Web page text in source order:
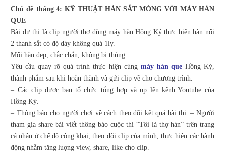
Chủ đề tháng 4: KỸ THUẬT HÀN SẮT MỎNG VỚI MÁY HÀN
QUE
Bài dự thi là clip người thợ dùng máy hàn Hồng Ký thực hiện hàn nối
2 thanh sắt có độ dày không quá 1ly.
Mối hàn đẹp, chắc chắn, không bị thủng
Yêu cầu quay rõ quá trình thực hiện cùng máy hàn que Hồng Ký,
thành phẩm sau khi hoàn thành và gửi clip về cho chương trình.
– Các clip được ban tổ chức tổng hợp và up lên kênh Youtube của
Hồng Ký.
– Thông báo cho người chơi về cách theo dõi kết quả bài thi. – Người
tham gia share bài viết thông báo cuộc thi “Tôi là thợ hàn” trên trang
cá nhân ở chế độ công khai, theo dõi clip của mình, thực hiện các hành
động nhằm tăng luợng view, share, like cho clip.